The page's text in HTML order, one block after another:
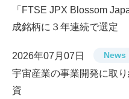
「FTSE JPX Blossom
成銘柄に３年連続で選定
2026年07月07日 News
宇宙産業の事業開発に取
資